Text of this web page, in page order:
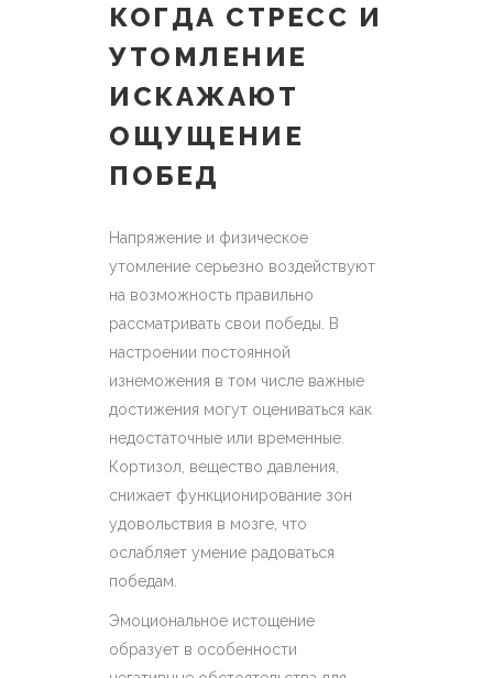
КОГДА СТРЕСС И
УТОМЛЕНИЕ
ИСКАЖАЮТ
ОЩУЩЕНИЕ
ПОБЕД
Напряжение и физическое
утомление серьезно воздействуют
на возможность правильно
рассматривать свои победы. В
настроении постоянной
изнеможения в том числе важные
достижения могут оцениваться как
недостаточные или временные.
Кортизол, вещество давления,
снижает функционирование зон
удовольствия в мозге, что
ослабляет умение радоваться
победам.
Эмоциональное истощение
образует в особенности